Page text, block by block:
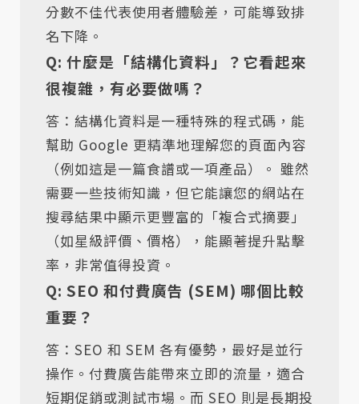
分數不佳代表使用者體驗差，可能導致排
名下降。
Q: 什麼是「結構化資料」？它看起來
很複雜，有必要做嗎？
答：結構化資料是一種特殊的程式碼，能
幫助 Google 更精準地理解您的頁面內容
（例如這是一篇食譜或一項產品）。 雖然
需要一些技術知識，但它能讓您的網站在
搜尋結果中顯示更豐富的「複合式摘要」
（如星級評價、價格），能顯著提升點擊
率，非常值得投資。
Q: SEO 和付費廣告 (SEM) 哪個比較
重要？
答：SEO 和 SEM 各有優勢，最好是並行
操作。付費廣告能帶來立即的流量，適合
短期促銷或測試市場。而 SEO 則是長期投